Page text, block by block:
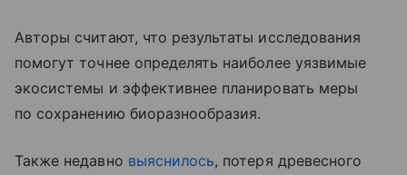
Авторы считают, что результаты исследования
помогут точнее определять наиболее уязвимые
экосистемы и эффективнее планировать меры
по сохранению биоразнообразия.
Также недавно выяснилось, потеря древесного